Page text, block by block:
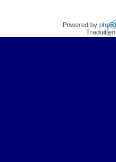
Powered by
Traduit